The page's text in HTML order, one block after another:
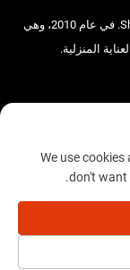
تأسست شركة Shenzhen i-Like Fine Chemical Co., Ltd. في عام 2010، وهي
المنزلية.
آي-لايك للصناعات الكيميائية
We use
don't want